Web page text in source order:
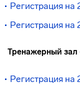
Регистрация на
Регистрация на
Тренажерный зал
Регистрация на